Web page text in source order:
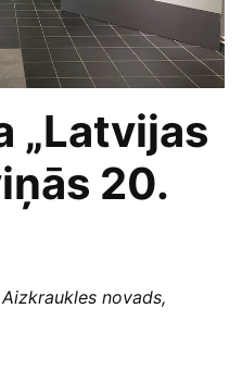
„Latvijas
20.
novads,